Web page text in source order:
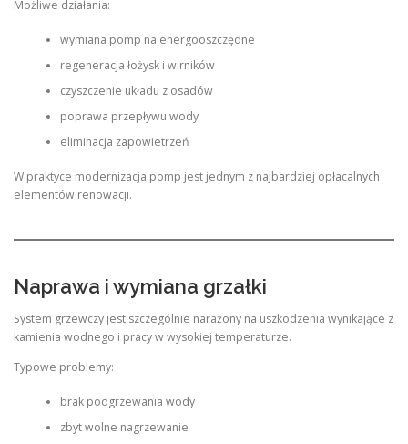
Możliwe działania:
wymiana pomp na energooszczędne
regeneracja łożysk i wirników
czyszczenie układu z osadów
poprawa przepływu wody
eliminacja zapowietrzeń
W praktyce modernizacja pomp jest jednym z najbardziej opłacalnych
elementów renowacji.
Naprawa i wymiana grzałki
System grzewczy jest szczególnie narażony na uszkodzenia wynikające z
kamienia wodnego i pracy w wysokiej temperaturze.
Typowe problemy:
brak podgrzewania wody
zbyt wolne nagrzewanie